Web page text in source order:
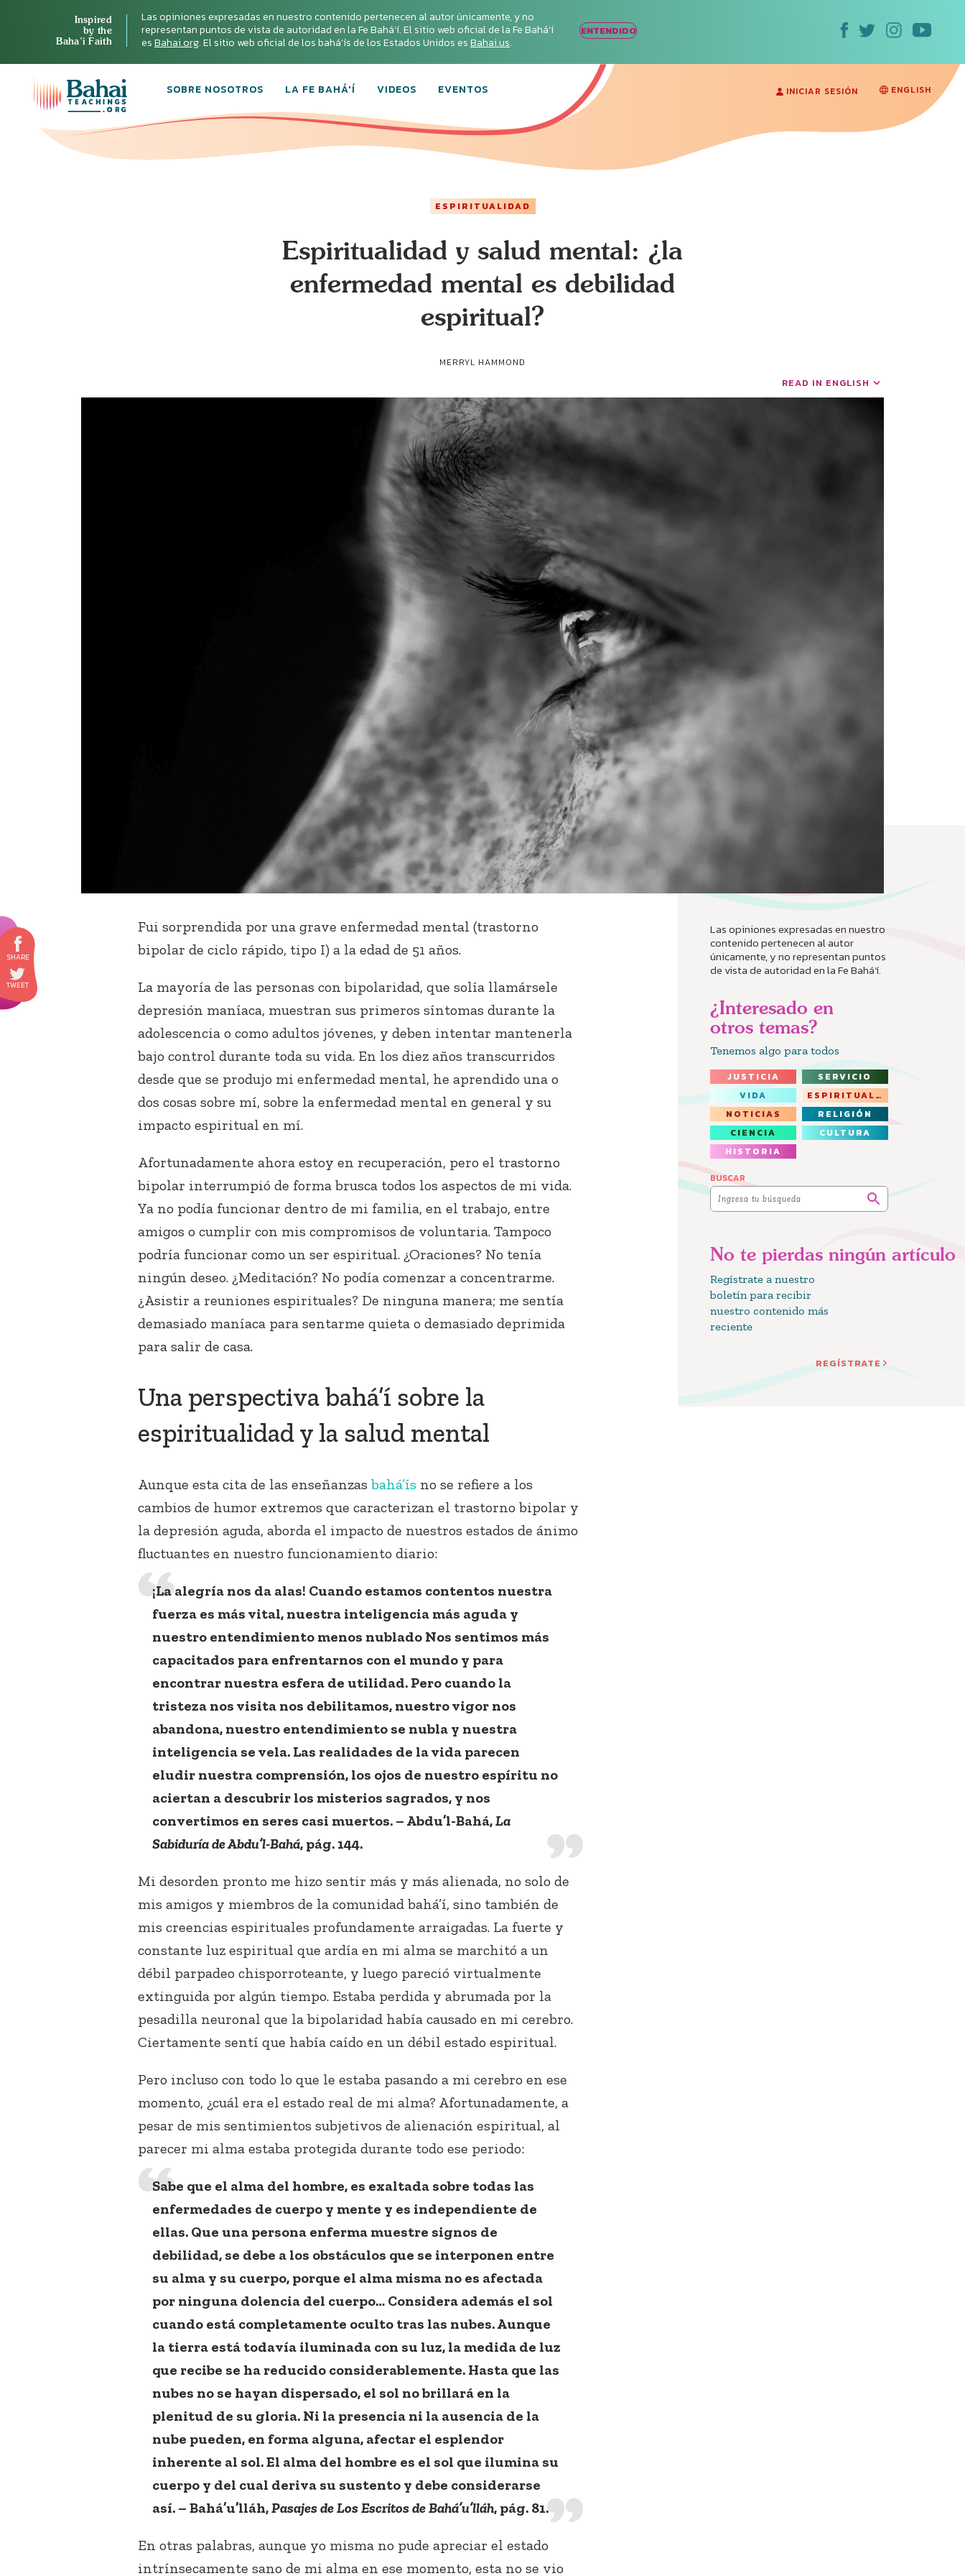
Inspired
by the
Baha’i Faith
Las opiniones expresadas en nuestro contenido pertenecen al autor únicamente, y no
representan puntos de vista de autoridad en la Fe Bahá‘í. El sitio web oficial de la Fe Bahá‘í
esBahai.org. El sitio web oficial de los bahá’ís de los Estados Unidos esBahai.us.
ENTENDIDO
SOBRE NOSOTROS LA FE BAHÁ'Í VIDEOS EVENTOS INICIAR SESIÓN ENGLISH
ESPIRITUALIDAD
Espiritualidad y salud mental: ¿la
enfermedad mental es debilidad
espiritual?
MERRYL HAMMOND
READ IN ENGLISH
Las opiniones expresadas en nuestro
contenido pertenecen al autor
únicamente, y no representan puntos
de vista de autoridad en la Fe Bahá’í.
¿Interesado en
otros temas?
Tenemos algo para todos
JUSTICIA
SERVICIO
VIDA
ESPIRITUALIDAD
NOTICIAS
RELIGIÓN
CIENCIA
CULTURA
HISTORIA
BUSCAR
No te pierdas ningún artículo
Regístrate a nuestro
boletín para recibir
nuestro contenido más
reciente
REGÍSTRATE
Fui sorprendida por una grave enfermedad mental (trastorno
bipolar de ciclo rápido, tipo I) a la edad de 51 años.
La mayoría de las personas con bipolaridad, que solía llamársele
depresión maníaca, muestran sus primeros síntomas durante la
adolescencia o como adultos jóvenes, y deben intentar mantenerla
bajo control durante toda su vida. En los diez años transcurridos
desde que se produjo mi enfermedad mental, he aprendido una o
dos cosas sobre mí, sobre la enfermedad mental en general y su
impacto espiritual en mí.
Afortunadamente ahora estoy en recuperación, pero el trastorno
bipolar interrumpió de forma brusca todos los aspectos de mi vida.
Ya no podía funcionar dentro de mi familia, en el trabajo, entre
amigos o cumplir con mis compromisos de voluntaria. Tampoco
podría funcionar como un ser espiritual. ¿Oraciones? No tenía
ningún deseo. ¿Meditación? No podía comenzar a concentrarme.
¿Asistir a reuniones espirituales? De ninguna manera; me sentía
demasiado maníaca para sentarme quieta o demasiado deprimida
para salir de casa.
Una perspectiva bahá’í sobre la
espiritualidad y la salud mental
Aunque esta cita de las enseñanzas bahá’ís no se refiere a los
cambios de humor extremos que caracterizan el trastorno bipolar y
la depresión aguda, aborda el impacto de nuestros estados de ánimo
fluctuantes en nuestro funcionamiento diario:
¡La alegría nos da alas! Cuando estamos contentos nuestra
fuerza es más vital, nuestra inteligencia más aguda y
nuestro entendimiento menos nublado Nos sentimos más
capacitados para enfrentarnos con el mundo y para
encontrar nuestra esfera de utilidad. Pero cuando la
tristeza nos visita nos debilitamos, nuestro vigor nos
abandona, nuestro entendimiento se nubla y nuestra
inteligencia se vela. Las realidades de la vida parecen
eludir nuestra comprensión, los ojos de nuestro espíritu no
aciertan a descubrir los misterios sagrados, y nos
convertimos en seres casi muertos. – Abdu’l-Bahá,La
Sabiduría de Abdu’l-Bahá, pág. 144.
Mi desorden pronto me hizo sentir más y más alienada, no solo de
mis amigos y miembros de la comunidad bahá’í, sino también de
mis creencias espirituales profundamente arraigadas. La fuerte y
constante luz espiritual que ardía en mi alma se marchitó a un
débil parpadeo chisporroteante, y luego pareció virtualmente
extinguida por algún tiempo. Estaba perdida y abrumada por la
pesadilla neuronal que la bipolaridad había causado en mi cerebro.
Ciertamente sentí que había caído en un débil estado espiritual.
Pero incluso con todo lo que le estaba pasando a mi cerebro en ese
momento, ¿cuál era el estado real de mi alma? Afortunadamente, a
pesar de mis sentimientos subjetivos de alienación espiritual, al
parecer mi alma estaba protegida durante todo ese periodo:
Sabe que el alma del hombre, es exaltada sobre todas las
enfermedades de cuerpo y mente y es independiente de
ellas. Que una persona enferma muestre signos de
debilidad, se debe a los obstáculos que se interponen entre
su alma y su cuerpo, porque el alma misma no es afectada
por ninguna dolencia del cuerpo… Considera además el sol
cuando está completamente oculto tras las nubes. Aunque
la tierra está todavía iluminada con su luz, la medida de luz
que recibe se ha reducido considerablemente. Hasta que las
nubes no se hayan dispersado, el sol no brillará en la
plenitud de su gloria. Ni la presencia ni la ausencia de la
nube pueden, en forma alguna, afectar el esplendor
inherente al sol. El alma del hombre es el sol que ilumina su
cuerpo y del cual deriva su sustento y debe considerarse
así. – Bahá’u’lláh,Pasajes de Los Escritos de Bahá’u’lláh, pág. 81.
En otras palabras, aunque yo misma no pude apreciar el estado
intrínsecamente sano de mi alma en ese momento, esta no se vio
Conecta con
los Bahá'ís de